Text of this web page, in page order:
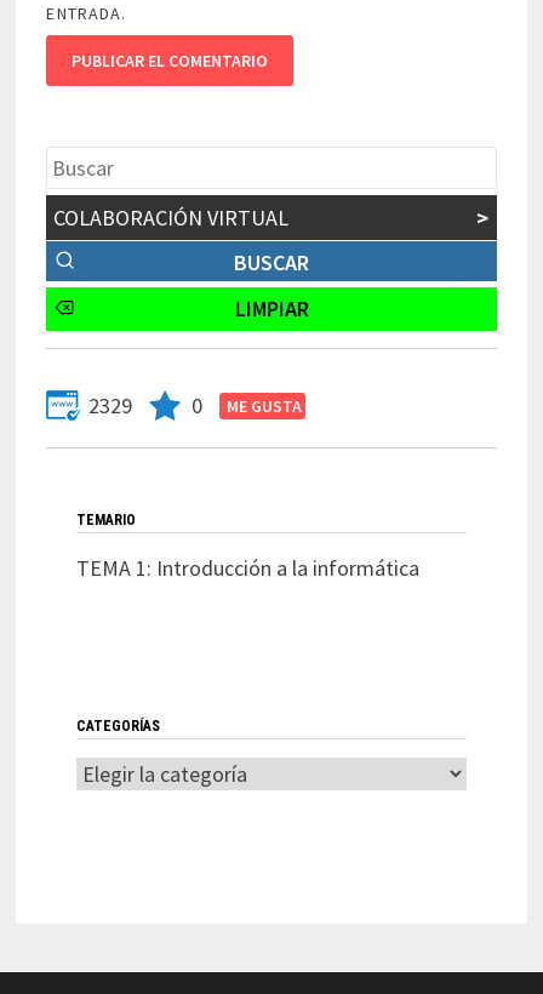
ENTRADA.
COLABORACIÓN VIRTUAL >
2329 0
TEMARIO
TEMA 1: Introducción a la informática
CATEGORÍAS
Categorías